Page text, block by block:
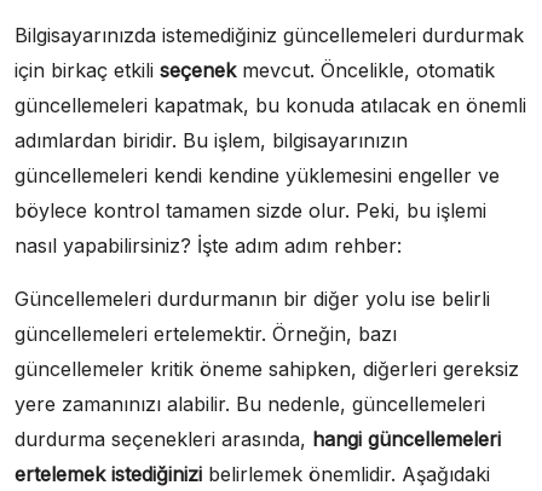
Bilgisayarınızda istemediğiniz güncellemeleri durdurmak
için birkaç etkili seçenekmevcut. Öncelikle, otomatik
güncellemeleri kapatmak, bu konuda atılacak en önemli
adımlardan biridir. Bu işlem, bilgisayarınızın
güncellemeleri kendi kendine yüklemesini engeller ve
böylece kontrol tamamen sizde olur. Peki, bu işlemi
nasıl yapabilirsiniz? İşte adım adım rehber:
Güncellemeleri durdurmanın bir diğer yolu ise belirli
güncellemeleri ertelemektir. Örneğin, bazı
güncellemeler kritik öneme sahipken, diğerleri gereksiz
yere zamanınızı alabilir. Bu nedenle, güncellemeleri
durdurma seçenekleri arasında, hangi güncellemeleri
ertelemek istediğinizi belirlemek önemlidir. Aşağıdaki